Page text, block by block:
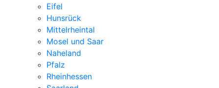
Eifel
Hunsrück
Mittelrheintal
Mosel und Saar
Naheland
Pfalz
Rheinhessen